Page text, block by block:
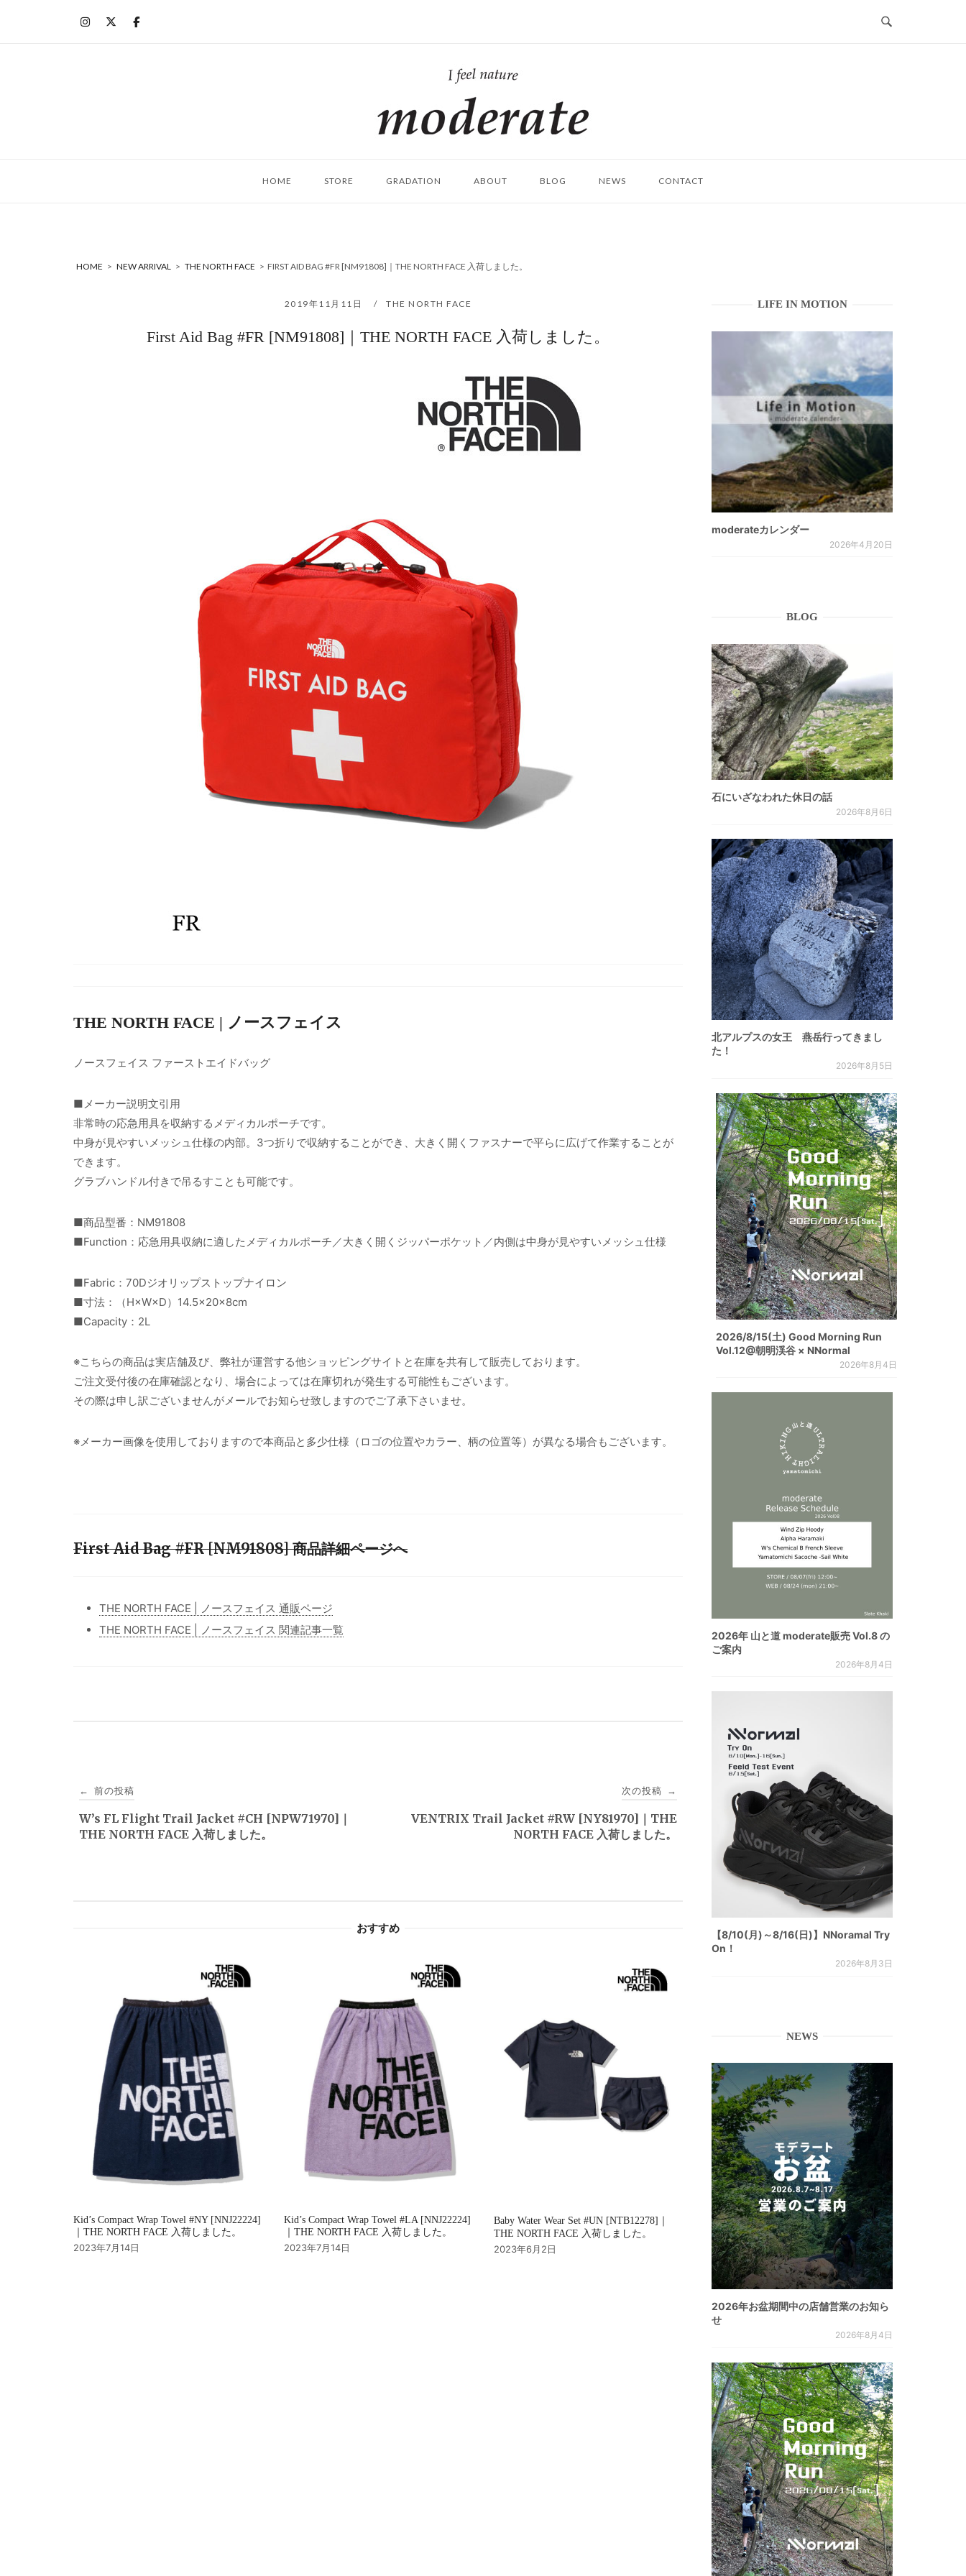
ム
HOME STORE GRADATION ABOUT BLOG NEWS CONTACT
HOME > NEW ARRIVAL > THE NORTH FACE > FIRST AID BAG #FR [NM91808]｜THE NORTH FACE 入荷しました。
2019年11月11日 THE NORTH FACE
First Aid Bag #FR [NM91808]｜THE NORTH FACE 入荷しました。
THE NORTH FACE | ノースフェイス
ノースフェイス ファーストエイドバッグ
■メーカー説明文引用
非常時の応急用具を収納するメディカルポーチです。
中身が見やすいメッシュ仕様の内部。3つ折りで収納することができ、大きく開くファスナーで平らに広げて作業することが
できます。
グラブハンドル付きで吊るすことも可能です。
■商品型番：NM91808
■Function：応急用具収納に適したメディカルポーチ／大きく開くジッパーポケット／内側は中身が見やすいメッシュ仕様
■Fabric：70Dジオリップストップナイロン
■寸法：（H×W×D）14.5×20×8cm
■Capacity：2L
※こちらの商品は実店舗及び、弊社が運営する他ショッピングサイトと在庫を共有して販売しております。
ご注文受付後の在庫確認となり、場合によっては在庫切れが発生する可能性もございます。
その際は申し訳ございませんがメールでお知らせ致しますのでご了承下さいませ。
※メーカー画像を使用しておりますので本商品と多少仕様（ロゴの位置やカラー、柄の位置等）が異なる場合もございます。
First Aid Bag #FR [NM91808] 商品詳細ページへ
THE NORTH FACE | ノースフェイス 通販ページ
THE NORTH FACE | ノースフェイス 関連記事一覧
稿
ナ
← 前の投稿
W’s FL Flight Trail Jacket #CH [NPW71970]｜
THE NORTH FACE 入荷しました。
次の投稿 →
VENTRIX Trail Jacket #RW [NY81970]｜THE
NORTH FACE 入荷しました。
おすすめ
Kid’s Compact Wrap Towel #NY [NNJ22224]
｜THE NORTH FACE 入荷しました。
2023年7月14日
Kid’s Compact Wrap Towel #LA [NNJ22224]
｜THE NORTH FACE 入荷しました。
2023年7月14日
Baby Water Wear Set #UN [NTB12278]｜
THE NORTH FACE 入荷しました。
2023年6月2日
LIFE IN MOTION
moderateカレンダー
2026年4月20日
BLOG
石にいざなわれた休日の話
2026年8月6日
北アルプスの女王 燕岳行ってきまし
た！
2026年8月5日
2026/8/15(土) Good Morning Run
Vol.12@朝明渓谷 × NNormal
2026年8月4日
2026年 山と道 moderate販売 Vol.8 の
ご案内
2026年8月4日
【8/10(月)～8/16(日)】NNoramal Try
On！
2026年8月3日
NEWS
2026年お盆期間中の店舗営業のお知ら
せ
2026年8月4日